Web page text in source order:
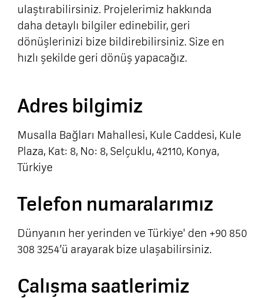
ulaştırabilirsiniz. Projelerimiz hakkında
daha detaylı bilgiler edinebilir, geri
dönüşlerinizi bize bildirebilirsiniz. Size en
hızlı şekilde geri dönüş yapacağız.
Adres bilgimiz
Musalla Bağları Mahallesi, Kule Caddesi, Kule
Plaza, Kat: 8, No: 8, Selçuklu, 42110, Konya,
Türkiye
Telefon numaralarımız
Dünyanın her yerinden ve Türkiye' den +90 850
308 3254’ü arayarak bize ulaşabilirsiniz.
Çalışma saatlerimiz